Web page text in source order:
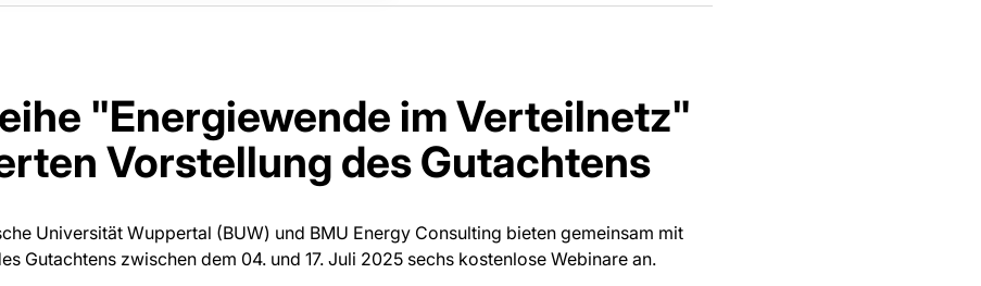
"Energiewende im Verteilnetz"
Vorstellung des Gutachtens
Universität Wuppertal (BUW) und BMU Energy Consulting bieten gemeinsam mit
Gutachtens zwischen dem 04. und 17. Juli 2025 sechs kostenlose Webinare an.